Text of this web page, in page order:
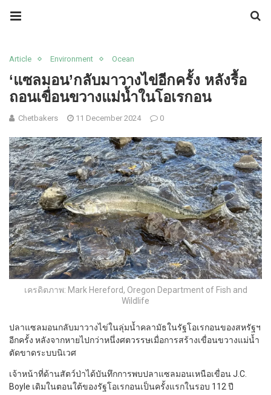
Article Environment Ocean
‘แซลมอน’กลับมาวางไข่อีกครั้ง หลังรื้อ
ถอนเขื่อนขวางแม่น้ำในโอเรกอน
Chetbakers 11 December 2024 0
เครดิตภาพ: Mark Hereford, Oregon Department of Fish and
Wildlife
ปลาแซลมอนกลับมาวางไข่ในลุ่มน้ำคลามัธในรัฐโอเรกอนของสหรัฐฯ
อีกครั้ง หลังจากหายไปกว่าหนึ่งศตวรรษเมื่อการสร้างเขื่อนขวางแม่น้ำ
ตัดขาดระบบนิเวศ
เจ้าหน้าที่ด้านสัตว์ป่าได้บันทึกการพบปลาแซลมอนเหนือเขื่อน J.C.
Boyle เดิมในตอนใต้ของรัฐโอเรกอนเป็นครั้งแรกในรอบ 112 ปี